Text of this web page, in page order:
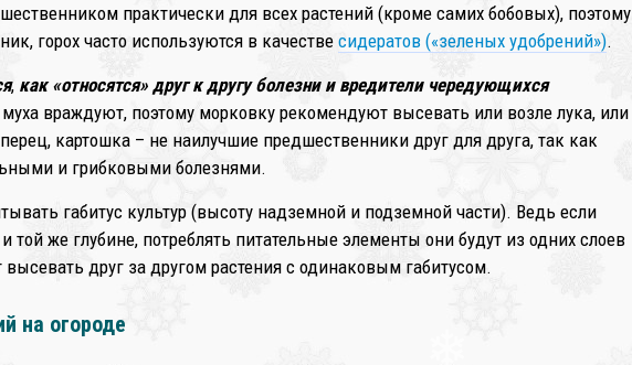
практически для всех растений (кроме самих бобовых), поэтому
горох часто используются в качестве сидератов («зеленых удобрений»).
, как «относятся» друг к другу болезни и вредители чередующихся
враждуют, поэтому морковку рекомендуют высевать или возле лука, или
картошка – не наилучшие предшественники друг для друга, так как
и грибковыми болезнями.
габитус культур (высоту надземной и подземной части). Ведь если
той же глубине, потреблять питательные элементы они будут из одних слоев
друг за другом растения с одинаковым габитусом.
на огороде